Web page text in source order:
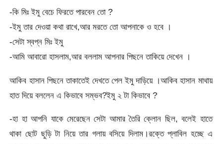
-কি মিঃ ইমু বেচে ফিরতে পারবেন তো ?
-ইমু তার দেওয়া কথা রাখে,আর মরতে তো আপনাকে ও হবে ।
-সেটা স্বপ্ন মিঃ ইমু
-আমি আবারো হাসলাম,আর বললাম আপনার পিছনে তাকিয়ে দেখেন ।
আকিব হাসান পিছনে তাকাতেই দেখতে পেল ইমু দাড়িয়ে ।আকিব হাসান মাথায়
হাত দিয়ে বললেন এ কিভাবে সম্ভব?ইমু ২ টা কিভাবে ?
-হা হা আপনি যাকে মেরেছেন সেটা আমার তৈরি ক্লোন ছিল, বলেই হাতে
থাকা ছোট ছুড়ি টা নিয়ে তার গলায় বসিয়ে দিলাম।রক্তে প্লাবিল হচ্ছে এ